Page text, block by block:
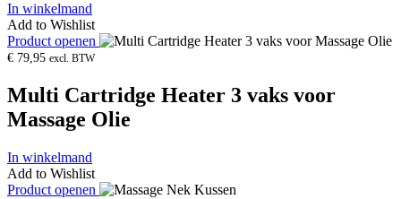
In winkelmand
Add to Wishlist
Product openen
€ 79,95 excl. BTW
Multi Cartridge Heater 3 vaks voor
Massage Olie
In winkelmand
Add to Wishlist
Product openen